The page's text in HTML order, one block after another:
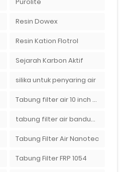
Resin Dowex
Resin Kation Flotrol
Sejarah Karbon Aktif
silika untuk penyaring air
Tabung filter air 10 inch Agen tabung filter nanotec di bandung"
tabung filter air bandung
Tabung Filter Air Nanotec
Tabung Filter FRP 1054